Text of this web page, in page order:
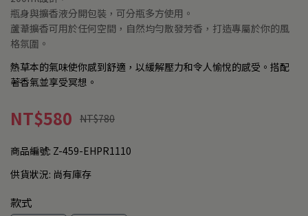
瓶身與擴香液分開包裝，可分瓶多方使用。
蘆葦擴香可用於任何空間，自然均勻散發芳香，打造專屬於你的風
格氛圍。
熱草本的氣味使你感到舒適，以緩解壓力和令人愉悅的感受。搭配
著香氣並享受冥想。
NT$580 NT$780
商品編號: Z-459-EHPR1110
供貨狀況: 尚有庫存
款式